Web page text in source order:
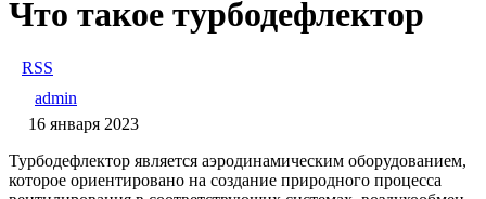
Что такое турбодефлектор
RSS
admin
16 января 2023
Турбодефлектор является аэродинамическим оборудованием,
которое ориентировано на создание природного процесса